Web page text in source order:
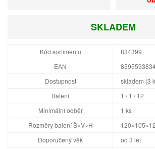
SKLADEM
Kód sortimentu
834399
EAN
Dostupnost
skladem (3
Balení
1 / 1 / 12
Minimální odběr
1 ks
Rozměry balení Š×V×H
Doporučený věk
od 3 let